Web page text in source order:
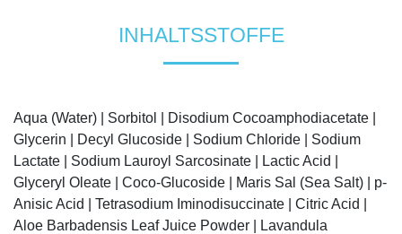
INHALTSSTOFFE
Aqua (Water) | Sorbitol | Disodium Cocoamphodiacetate |
Glycerin | Decyl Glucoside | Sodium Chloride | Sodium
Lactate | Sodium Lauroyl Sarcosinate | Lactic Acid |
Glyceryl Oleate | Coco-Glucoside | Maris Sal (Sea Salt) | p-
Anisic Acid | Tetrasodium Iminodisuccinate | Citric Acid |
Aloe Barbadensis Leaf Juice Powder | Lavandula